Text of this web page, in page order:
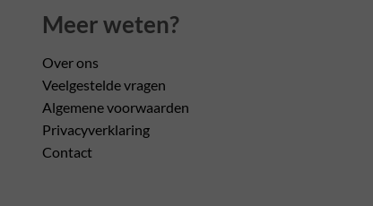
Meer weten?
Over ons
Veelgestelde vragen
Algemene voorwaarden
Privacyverklaring
Contact